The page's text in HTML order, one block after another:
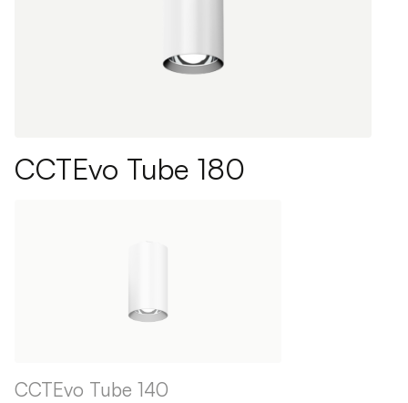
CCTEvo Tube 180
CCTEvo Tube 140